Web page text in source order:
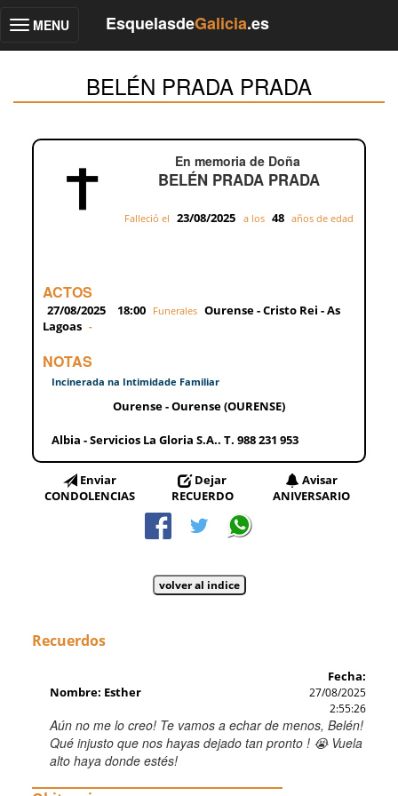
Toggle
MENU EsquelasdeGalicia.es
BELÉN PRADA PRADA
En memoria de Doña
BELÉN PRADA PRADA
Falleció el 23/08/2025 a los 48 años de edad
ACTOS
27/08/2025 18:00 Funerales Ourense - Cristo Rei - As
Lagoas -
NOTAS
Incinerada na Intimidade Familiar
Ourense - Ourense (OURENSE)
Albia - Servicios La Gloria S.A.. T. 988 231 953
Enviar
CONDOLENCIAS
Dejar
RECUERDO
Avisar
ANIVERSARIO
Recuerdos
Nombre: Esther
Fecha:
27/08/2025
2:55:26
Aún no me lo creo! Te vamos a echar de menos, Belén!
Qué injusto que nos hayas dejado tan pronto ! 😭 Vuela
alto haya donde estés!